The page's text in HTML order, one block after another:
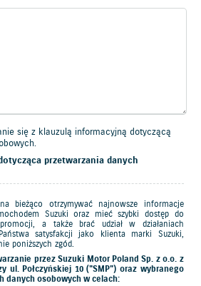
się z klauzulą informacyjną dotyczącą
przetwarzania danych
bieżąco otrzymywać najnowsze informacje
Suzuki oraz mieć szybki dostęp do
a także brać udział w działaniach
satysfakcji jako klienta marki Suzuki,
poniższych zgód.
przez Suzuki Motor Poland Sp. z o.o. z
ul. Połczyńskiej 10 ("SMP") oraz wybranego
danych osobowych w celach: